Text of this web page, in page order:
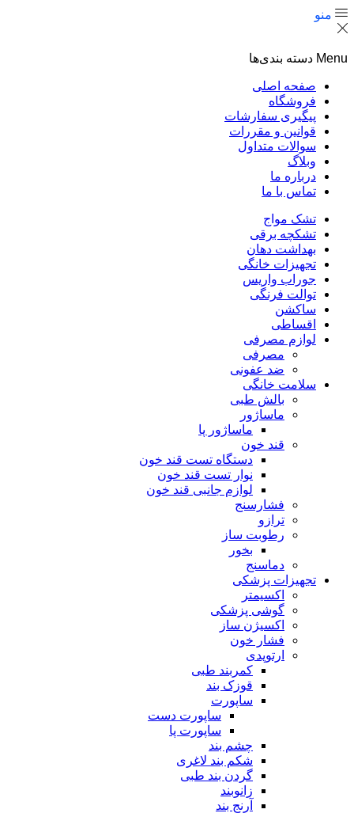
منو
Menu دسته بندی‌ها
صفحه اصلی
فروشگاه
پیگیری سفارشات
قوانین و مقررات
سوالات متداول
وبلاگ
درباره ما
تماس با ما
تشک مواج
تشکچه برقی
بهداشت دهان
تجهیزات خانگی
جوراب واریس
توالت فرنگی
ساکشن
اقساطی
لوازم مصرفی
مصرفی
ضد عفونی
سلامت خانگی
بالش طبی
ماساژور
ماساژور پا
قند خون
دستگاه تست قند خون
نوار تست قند خون
لوازم جانبی قند خون
فشارسنج
ترازو
رطوبت ساز
بخور
دماسنج
تجهیزات پزشکی
اکسیمتر
گوشی پزشکی
اکسیژن ساز
فشار خون
ارتوپدی
کمربند طبی
قوزک بند
ساپورت
ساپورت دست
ساپورت پا
چشم بند
شکم بند لاغری
گردن بند طبی
زانوبند
آرنج بند